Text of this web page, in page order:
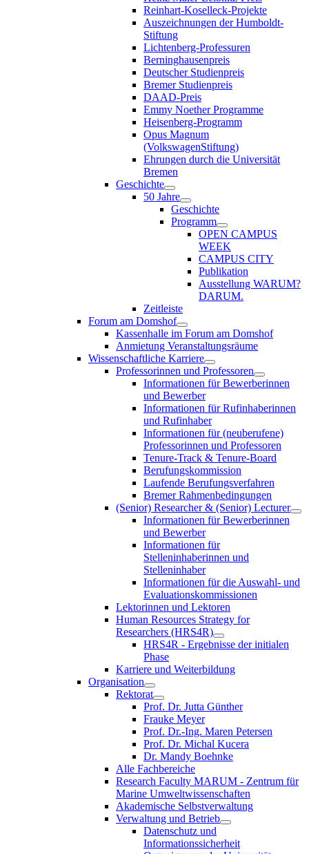
Reinhart-Koselleck-Projekte
Auszeichnungen der Humboldt-
Stiftung
Lichtenberg-Professuren
Berninghausenpreis
Deutscher Studienpreis
Bremer Studienpreis
DAAD-Preis
Emmy Noether Programme
Heisenberg-Programm
Opus Magnum
(VolkswagenStiftung)
Ehrungen durch die Universität
Bremen
Geschichte
50 Jahre
Geschichte
Programm
OPEN CAMPUS
WEEK
CAMPUS CITY
Publikation
Ausstellung WARUM?
DARUM.
Zeitleiste
Forum am Domshof
Kassenhalle im Forum am Domshof
Anmietung Veranstaltungsräume
Wissenschaftliche Karriere
Professorinnen und Professoren
Informationen für Bewerberinnen
und Bewerber
Informationen für Rufinhaberinnen
und Rufinhaber
Informationen für (neuberufene)
Professorinnen und Professoren
Tenure-Track & Tenure-Board
Berufungskommission
Laufende Berufungsverfahren
Bremer Rahmenbedingungen
(Senior) Researcher & (Senior) Lecturer
Informationen für Bewerberinnen
und Bewerber
Informationen für
Stelleninhaberinnen und
Stelleninhaber
Informationen für die Auswahl- und
Evaluationskommissionen
Lektorinnen und Lektoren
Human Resources Strategy for
Researchers (HRS4R)
HRS4R - Ergebnisse der initialen
Phase
Karriere und Weiterbildung
Organisation
Rektorat
Prof. Dr. Jutta Günther
Frauke Meyer
Prof. Dr.-Ing. Maren Petersen
Prof. Dr. Michal Kucera
Dr. Mandy Boehnke
Alle Fachbereiche
Research Faculty MARUM - Zentrum für
Marine Umweltwissenschaften
Akademische Selbstverwaltung
Verwaltung und Betrieb
Datenschutz und
Informationssicherheit